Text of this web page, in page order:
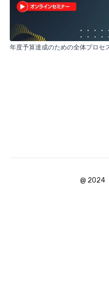
年度予算達成のための全体プロセ
@ 2024